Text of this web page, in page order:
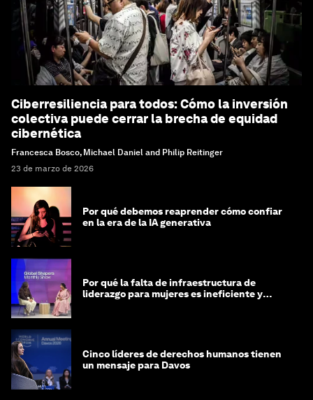
Ciberresiliencia para todos: Cómo la inversión
colectiva puede cerrar la brecha de equidad
cibernética
Francesca Bosco, Michael Daniel and Philip Reitinger
23 de marzo de 2026
Por qué debemos reaprender cómo confiar
en la era de la IA generativa
Por qué la falta de infraestructura de
liderazgo para mujeres es ineficiente y
Cinco líderes de derechos humanos tienen
un mensaje para Davos